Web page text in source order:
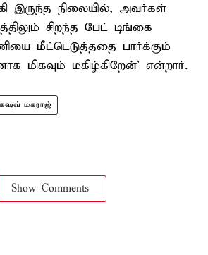
இருந்த நிலையில், அவர்கள்
சிறந்த பேட் டிங்கை
மீட்டெடுத்ததை பார்க்கும்
மிகவும் மகிழ்கிறேன்' என்றார்.
மகராஜ்
Show Comments